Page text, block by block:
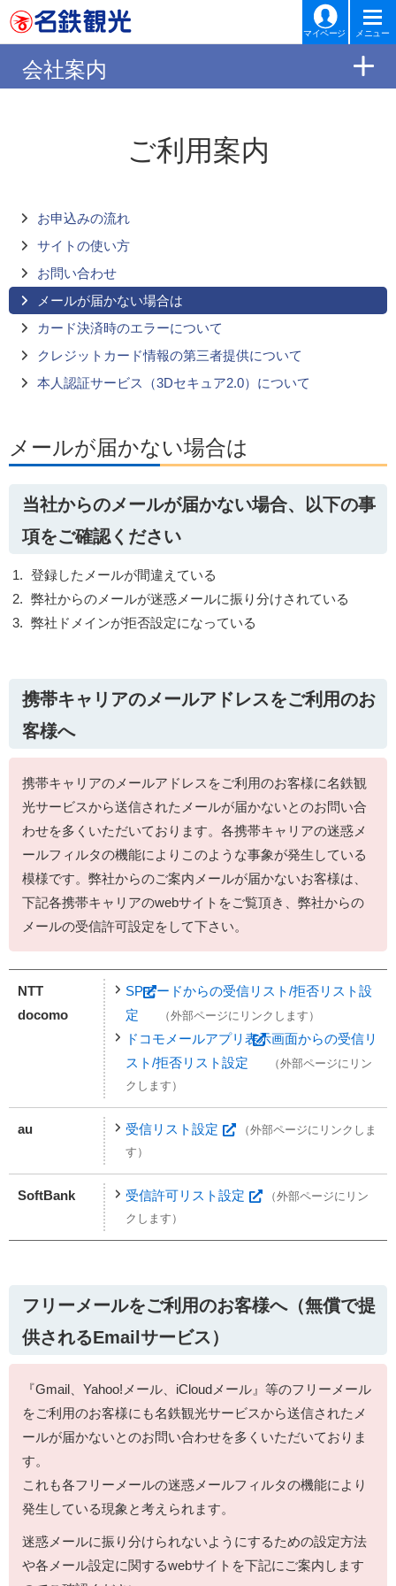
マイページ メニュー
会社案内
ご利用案内
お申込みの流れ
サイトの使い方
お問い合わせ
メールが届かない場合は
カード決済時のエラーについて
クレジットカード情報の第三者提供について
本人認証サービス
（3Dセキュア2.0）について
メールが届かない場合は
当社からのメールが届かない場合、以下の事
項をご確認ください
登録したメールが間違えている
弊社からのメールが迷惑メールに振り分けされている
弊社ドメインが拒否設定になっている
携帯キャリアのメールアドレスをご利用のお
客様へ
携帯キャリアのメールアドレスをご利用のお客様に名鉄観
光サービスから送信されたメールが届かないとのお問い合
わせを多くいただいております。各携帯キャリアの迷惑メ
ールフィルタの機能によりこのような事象が発生している
模様です。弊社からのご案内メールが届かないお客様は、
下記各携帯キャリアのwebサイトをご覧頂き、弊社からの
メールの受信許可設定をして下さい。
NTT
docomo
SPモードからの受信リスト/拒否リスト設
定
（外部ページにリンクします）
ドコモメールアプリ表示画面からの受信リ
スト/拒否リスト設定
（外部ページにリン
クします）
au 受信リスト設定 （外部ページにリンクしま
す）
SoftBank 受信許可リスト設定 （外部ページにリン
クします）
フリーメールをご利用のお客様へ（無償で提
供されるEmailサービス）
『Gmail、Yahoo!メール、iCloudメール』等のフリーメール
をご利用のお客様にも名鉄観光サービスから送信されたメ
ールが届かないとのお問い合わせを多くいただいておりま
す。
これも各フリーメールの迷惑メールフィルタの機能により
発生している現象と考えられます。
迷惑メールに振り分けられないようにするための設定方法
や各メール設定に関するwebサイトを下記にご案内します